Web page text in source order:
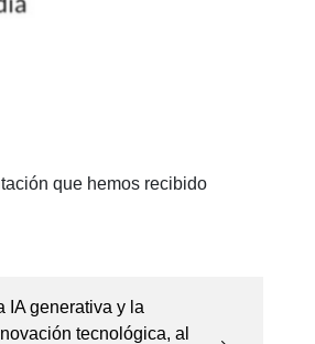
que hemos recibido
IA generativa y la
tecnológica, al